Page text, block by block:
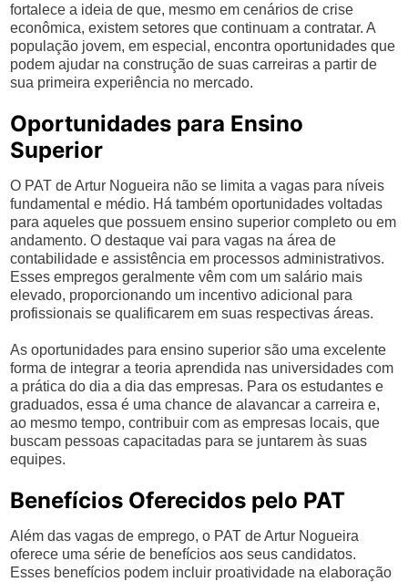
fortalece a ideia de que, mesmo em cenários de crise
econômica, existem setores que continuam a contratar. A
população jovem, em especial, encontra oportunidades que
podem ajudar na construção de suas carreiras a partir de
sua primeira experiência no mercado.
Oportunidades para Ensino
Superior
O PAT de Artur Nogueira não se limita a vagas para níveis
fundamental e médio. Há também oportunidades voltadas
para aqueles que possuem ensino superior completo ou em
andamento. O destaque vai para vagas na área de
contabilidade e assistência em processos administrativos.
Esses empregos geralmente vêm com um salário mais
elevado, proporcionando um incentivo adicional para
profissionais se qualificarem em suas respectivas áreas.
As oportunidades para ensino superior são uma excelente
forma de integrar a teoria aprendida nas universidades com
a prática do dia a dia das empresas. Para os estudantes e
graduados, essa é uma chance de alavancar a carreira e,
ao mesmo tempo, contribuir com as empresas locais, que
buscam pessoas capacitadas para se juntarem às suas
equipes.
Benefícios Oferecidos pelo PAT
Além das vagas de emprego, o PAT de Artur Nogueira
oferece uma série de benefícios aos seus candidatos.
Esses benefícios podem incluir proatividade na elaboração